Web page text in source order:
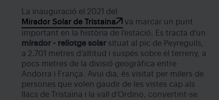
La inauguració el 2021 del
Mirador Solar de Tristaina
va marcar un punt
important en la història de l’estació. Es tracta d’un
mirador - rellotge solar situat al pic de Peyreguils,
a 2.701 metres d’altitud i suspès sobre el terreny, a
pocs metres de la divisió geogràfica entre
Andorra i França. Avui dia, és visitat per milers de
persones que volen gaudir de les vistes cap als
llacs de Tristaina i la vall d’Ordino, convertint-se